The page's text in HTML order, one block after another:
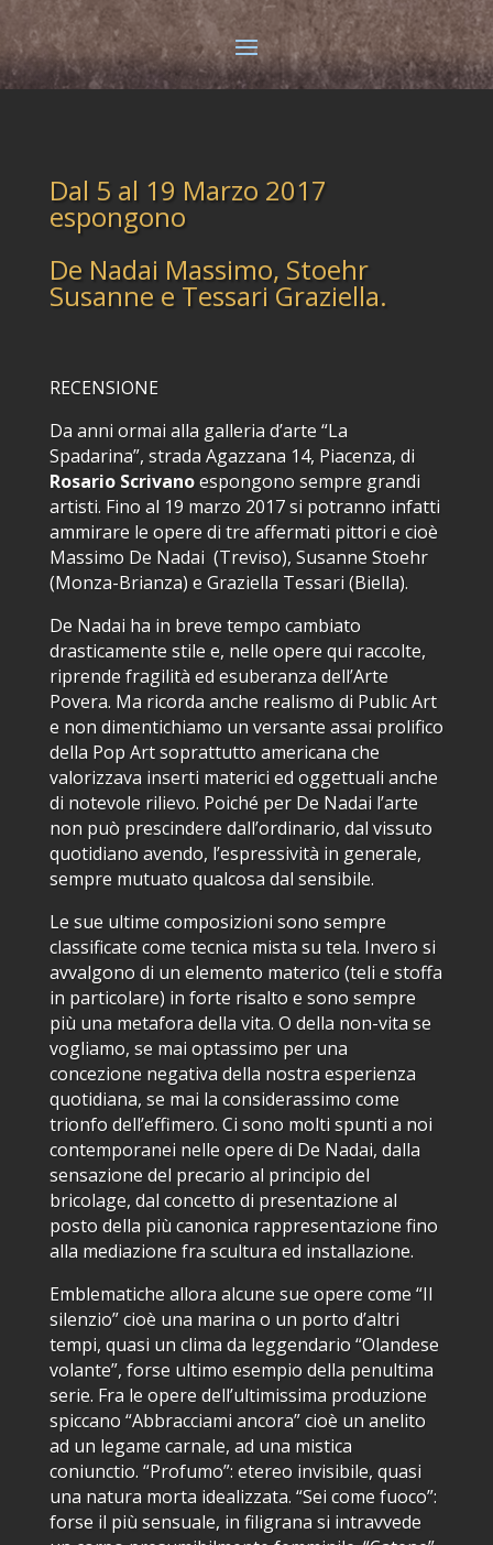
Dal 5 al 19 Marzo 2017
espongono
De Nadai Massimo, Stoehr
Susanne e Tessari Graziella.
RECENSIONE
Da anni ormai alla galleria d’arte “La
Spadarina”, strada Agazzana 14, Piacenza, di
Rosario Scrivanoespongono sempre grandi
artisti. Fino al 19 marzo 2017 si potranno infatti
ammirare le opere di tre affermati pittori e cioè
Massimo De Nadai (Treviso), Susanne Stoehr
(Monza-Brianza) e Graziella Tessari (Biella).
De Nadai ha in breve tempo cambiato
drasticamente stile e, nelle opere qui raccolte,
riprende fragilità ed esuberanza dell’Arte
Povera. Ma ricorda anche realismo di Public Art
e non dimentichiamo un versante assai prolifico
della Pop Art soprattutto americana che
valorizzava inserti materici ed oggettuali anche
di notevole rilievo. Poiché per De Nadai l’arte
non può prescindere dall’ordinario, dal vissuto
quotidiano avendo, l’espressività in generale,
sempre mutuato qualcosa dal sensibile.
Le sue ultime composizioni sono sempre
classificate come tecnica mista su tela. Invero si
avvalgono di un elemento materico (teli e stoffa
in particolare) in forte risalto e sono sempre
più una metafora della vita. O della non-vita se
vogliamo, se mai optassimo per una
concezione negativa della nostra esperienza
quotidiana, se mai la considerassimo come
trionfo dell’effimero. Ci sono molti spunti a noi
contemporanei nelle opere di De Nadai, dalla
sensazione del precario al principio del
bricolage, dal concetto di presentazione al
posto della più canonica rappresentazione fino
alla mediazione fra scultura ed installazione.
Emblematiche allora alcune sue opere come “Il
silenzio” cioè una marina o un porto d’altri
tempi, quasi un clima da leggendario “Olandese
volante”, forse ultimo esempio della penultima
serie. Fra le opere dell’ultimissima produzione
spiccano “Abbracciami ancora” cioè un anelito
ad un legame carnale, ad una mistica
coniunctio. “Profumo”: etereo invisibile, quasi
una natura morta idealizzata. “Sei come fuoco”:
forse il più sensuale, in filigrana si intravvede